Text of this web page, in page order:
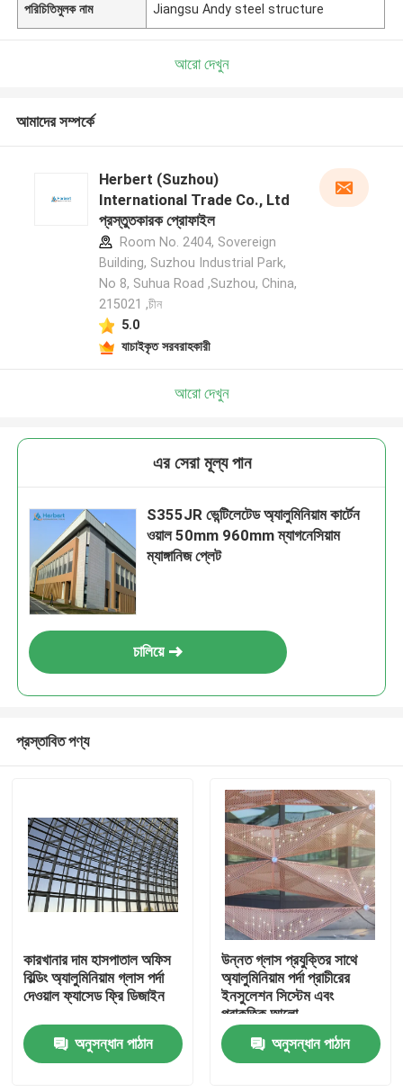
বাড়ি
পরিচিতিমুলক নাম Jiangsu Andy steel structure
আরো দেখুন
আমাদের সম্পর্কে
Herbert (Suzhou)
International Trade Co., Ltd
প্রস্তুতকারক প্রোফাইল
Room No. 2404, Sovereign
Building, Suzhou Industrial Park,
No 8, Suhua Road ,Suzhou, China,
215021 ,চীন
5.0
যাচাইকৃত সরবরাহকারী
আরো দেখুন
এর সেরা মূল্য পান
S355JR ভেন্টিলেটেড অ্যালুমিনিয়াম কার্টেন
ওয়াল 50mm 960mm ম্যাগনেসিয়াম
ম্যাঙ্গানিজ প্লেট
চালিয়ে
প্রস্তাবিত পণ্য
কারখানার দাম হাসপাতাল অফিস
বিল্ডিং অ্যালুমিনিয়াম গ্লাস পর্দা
দেওয়াল ফ্যাসেড ফ্রি ডিজাইন
অনুসন্ধান পাঠান
উন্নত গ্লাস প্রযুক্তির সাথে
অ্যালুমিনিয়াম পর্দা প্রাচীরের
ইনসুলেশন সিস্টেম এবং
প্রাকৃতিক আলো
অনুসন্ধান পাঠান